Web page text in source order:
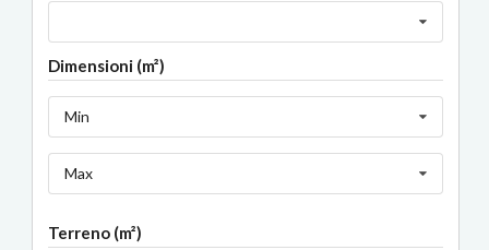
Dimensioni (m²)
Min
Max
Terreno (m²)